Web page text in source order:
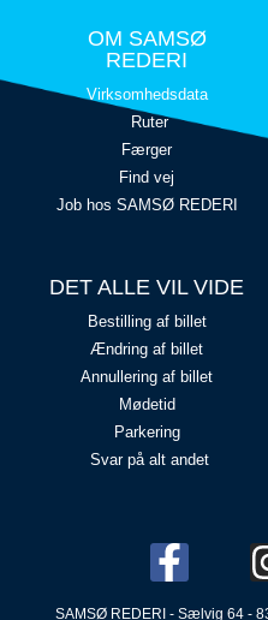
OM SAMSØ
REDERI
Virksomhedsdata
Ruter
Færger
Find vej
Job hos SAMSØ REDERI
DET ALLE VIL VIDE
Bestilling af billet
Ændring af billet
Annullering af billet
Mødetid
Parkering
Svar på alt andet
SAMSØ REDERI - Sælvig 64 -